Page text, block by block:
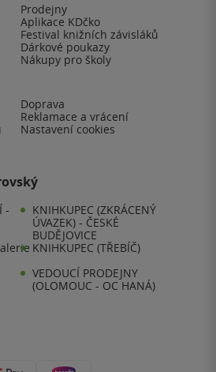
Prodejny
Aplikace KDčko
Festival knižních závisláků
Dárkové poukazy
Nákupy pro školy
Doprava
Reklamace a vrácení
Nastavení cookies
-
KNIHKUPEC (ZKRÁCENÝ
ÚVAZEK) - ČESKÉ
BUDĚJOVICE
KNIHKUPEC (TŘEBÍČ)
VEDOUCÍ PRODEJNY
(OLOMOUC - OC HANÁ)